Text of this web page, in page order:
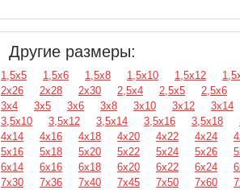
Другие размеры:
1,5х5 1,5х6 1,5х8 1,5х10 1,5х12
2х26
2х28 2х30 2,5х4 2,5х5
2,5х6
3х4
3х5 3х6 3х8 3х10 3х12
3х14
3,5х10
3,5х12 3,5х14 3,5х16 3,5х18
4х14
4х16 4х18 4х20 4х22 4х24
5х16
5х18 5х20 5х22 5х24 5х26
6х14
6х16 6х18 6х20 6х22 6х24
7х30
7х36 7х40 7х45 7х50 7х60